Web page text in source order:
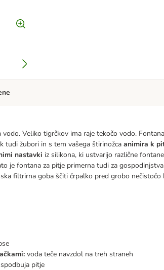
vodo. Veliko tigrčkov ima raje tekočo vodo.
tudi žubori in s tem vašega štirinožca animira k
nastavki iz silikona, ki ustvarijo različne
je fontana za pitje primerna tudi za
filtrirna goba ščiti črpalko pred grobo
voda teče navzdol na treh straneh
pitje